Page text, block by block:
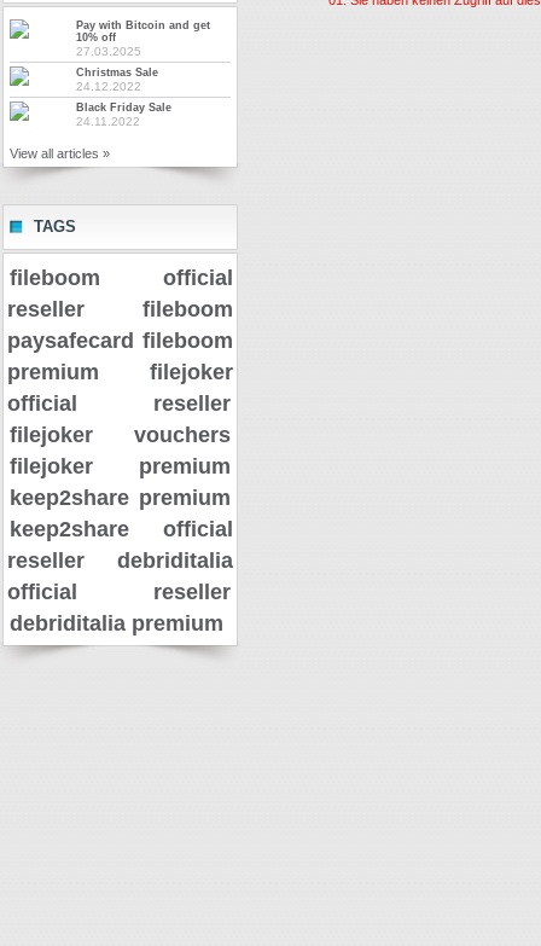
Pay with Bitcoin and get
10% off
27.03.2025
Christmas Sale
24.12.2022
Black Friday Sale
24.11.2022
View all articles »
TAGS
fileboom official
reseller
fileboom
paysafecard fileboom
premium
filejoker
official reseller
filejoker vouchers
filejoker premium
keep2share premium
keep2share official
reseller
debriditalia
official reseller
debriditalia premium